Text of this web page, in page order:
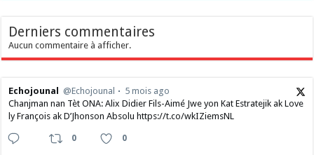
Derniers commentaires
Aucun commentaire à afficher.
Echojounal @Echojounal
5 mois ago
Chanjman nan Tèt ONA: Alix Didier Fils-Aimé Jwe yon Kat Estratejik ak Love
ly François ak D’Jhonson Absolu https://t.co/wkIZiemsNL
0 0